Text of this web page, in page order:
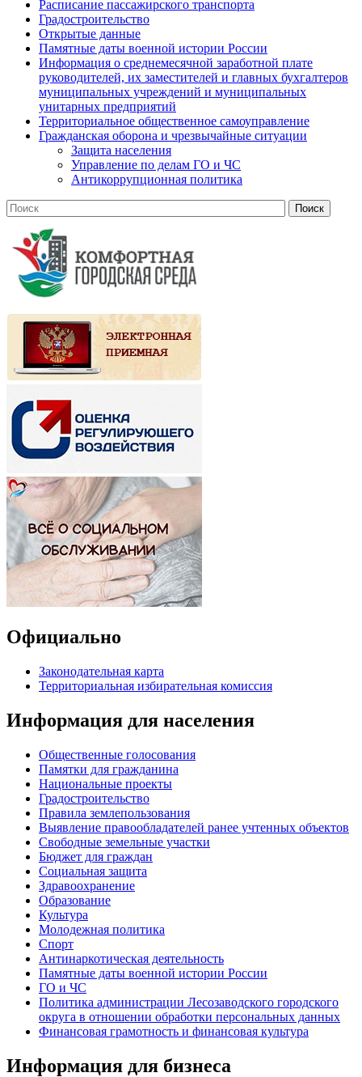
Расписание пассажирского транспорта
Градостроительство
Открытые данные
Памятные даты военной истории России
Информация о среднемесячной заработной плате
руководителей, их заместителей и главных бухгалтеров
муниципальных учреждений и муниципальных
унитарных предприятий
Территориальное общественное самоуправление
Гражданская оборона и чрезвычайные ситуации
Защита населения
Управление по делам ГО и ЧС
Антикоррупционная политика
Официально
Законодательная карта
Территориальная избирательная комиссия
Информация для населения
Общественные голосования
Памятки для гражданина
Национальные проекты
Градостроительство
Правила землепользования
Выявление правообладателей ранее учтенных объектов
Свободные земельные участки
Бюджет для граждан
Социальная защита
Здравоохранение
Образование
Культура
Молодежная политика
Спорт
Антинаркотическая деятельность
Памятные даты военной истории России
ГО и ЧС
Политика администрации Лесозаводского городского
округа в отношении обработки персональных данных
Финансовая грамотность и финансовая культура
Информация для бизнеса